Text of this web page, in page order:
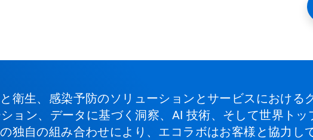
衛生、感染予防のソリューションとサービスにおける
ョン、データに基づく洞察、AI 技術、そして世界ト
独自の組み合わせにより、エコラボはお客様と協力し